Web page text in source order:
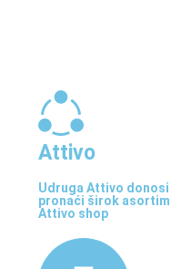
Attivo
Udruga Attivo
pronaći širok
Attivo shop